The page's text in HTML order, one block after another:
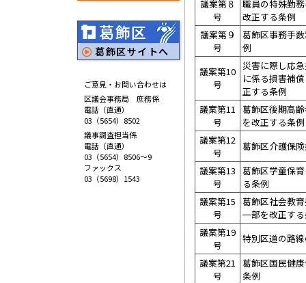
葛飾区
葛飾区サイトへ
ご意見・お問い合わせは
区議会事務局 庶務係
電話（直通）
03（5654）8502
議事調査担当係
電話（直通）
03（5654）8506～9
ファックス
03（5698）1543
議案第８
号
職員の特殊勤
改正する条例
議案第９
号
葛飾区事務手
例
議案第10
号
災害に際し応
に係る損害補
正する条例
議案第11
号
葛飾区後期高
を改正する条例
議案第12
号
葛飾区介護保
議案第13
号
葛飾区学童保
る条例
議案第15
号
葛飾区社会教
一部を改正す
議案第19
号
特別区道の路
議案第21
号
葛飾区国民健
条例